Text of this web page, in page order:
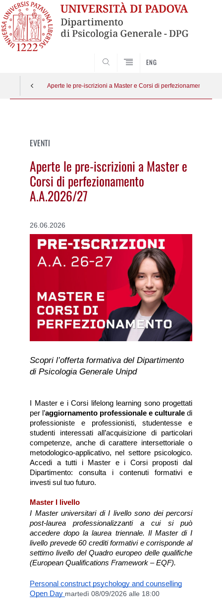
ENG
Aperte le pre-iscrizioni a Master e Corsi di perfezionamento
EVENTI
Aperte le pre-iscrizioni a Master e
Corsi di perfezionamento
A.A.2026/27
26.06.2026
Scopri l’offerta formativa del Dipartimento
di Psicologia Generale Unipd
I Master e i Corsi lifelong learning sono progettati
per l’aggiornamento professionale e culturale di
professioniste e professionisti, studentesse e
studenti interessati all’acquisizione di particolari
competenze, anche di carattere intersettoriale o
metodologico-applicativo, nel settore psicologico.
Accedi a tutti i Master e i Corsi proposti dal
Dipartimento: consulta i contenuti formativi e
investi sul tuo futuro.
Master I livello
I Master universitari di I livello sono dei percorsi
post-laurea professionalizzanti a cui si può
accedere dopo la laurea triennale. Il Master di I
livello prevede 60 crediti formativi e corrisponde al
settimo livello del Quadro europeo delle qualifiche
(European Qualifications Framework – EQF).
Personal construct psychology and counselling
Open Day martedì 08/09/2026 alle 18:00